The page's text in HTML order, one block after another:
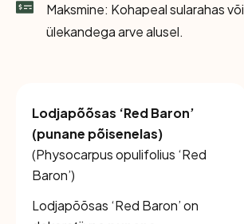
Maksmine: Kohapeal sularahas või
ülekandega arve alusel.
Lodjapõõsas ‘Red Baron’
(punane põisenelas)
(Physocarpus opulifolius ‘Red
Baron’)
Lodjapõõsas ‘Red Baron’ on